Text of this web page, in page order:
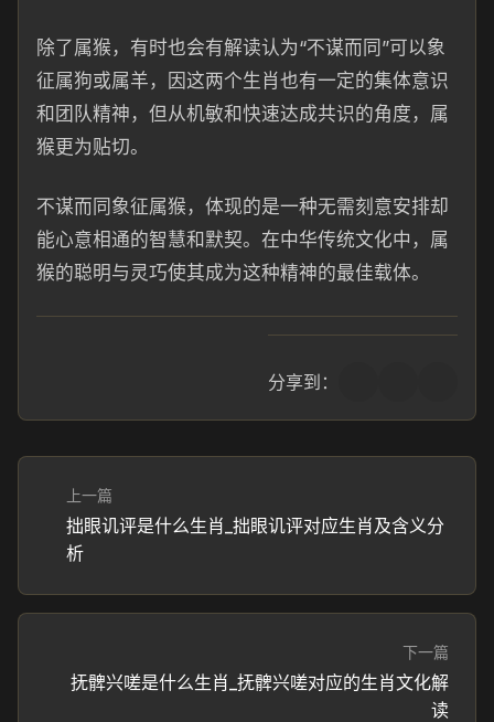
除了属猴，有时也会有解读认为“不谋而同”可以象
征属狗或属羊，因这两个生肖也有一定的集体意识
和团队精神，但从机敏和快速达成共识的角度，属
猴更为贴切。
不谋而同象征属猴，体现的是一种无需刻意安排却
能心意相通的智慧和默契。在中华传统文化中，属
猴的聪明与灵巧使其成为这种精神的最佳载体。
分享到：
上一篇
拙眼讥评是什么生肖_拙眼讥评对应生肖及含义分
析
下一篇
抚髀兴嗟是什么生肖_抚髀兴嗟对应的生肖文化解
读